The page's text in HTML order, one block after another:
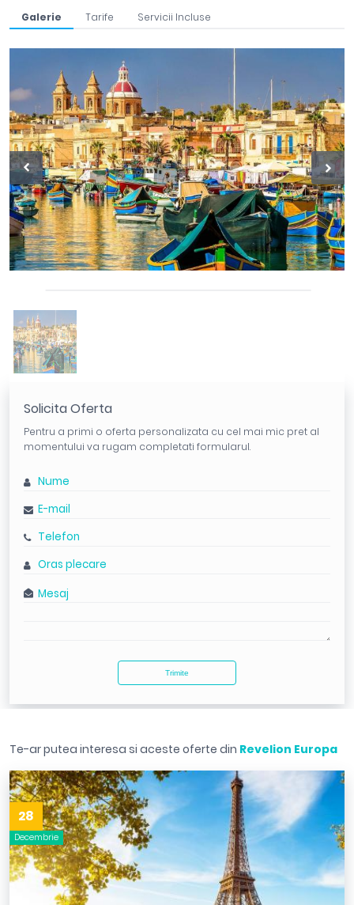
Galerie Tarife Servicii Incluse
Solicita Oferta
Pentru a primi o oferta personalizata cu cel mai mic pret al
momentului va rugam completati formularul.
Te-ar putea interesa si aceste oferte din Revelion Europa
28
Decembrie